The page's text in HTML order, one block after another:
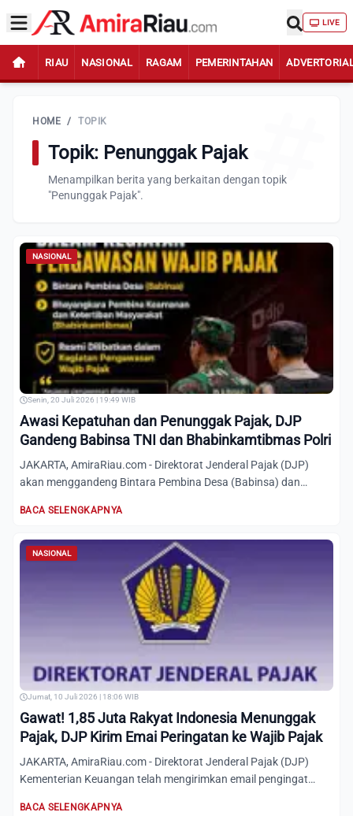
LIVE
RIAU NASIONAL RAGAM PEMERINTAHAN
HOME / TOPIK
Topik: Penunggak Pajak
Menampilkan berita yang berkaitan dengan topik
"Penunggak Pajak".
NASIONAL
Senin, 20 Juli 2026 | 19:49 WIB
Awasi Kepatuhan dan Penunggak Pajak, DJP
Gandeng Babinsa TNI dan Bhabinkamtibmas Polri
JAKARTA, AmiraRiau.com - Direktorat Jenderal Pajak (DJP)
akan menggandeng Bintara Pembina Desa (Babinsa) dan
BACA SELENGKAPNYA
NASIONAL
Jumat, 10 Juli 2026 | 18:06 WIB
Gawat! 1,85 Juta Rakyat Indonesia Menunggak
Pajak, DJP Kirim Emai Peringatan ke Wajib Pajak
JAKARTA, AmiraRiau.com - Direktorat Jenderal Pajak (DJP)
Kementerian Keuangan telah mengirimkan email pengingat
BACA SELENGKAPNYA